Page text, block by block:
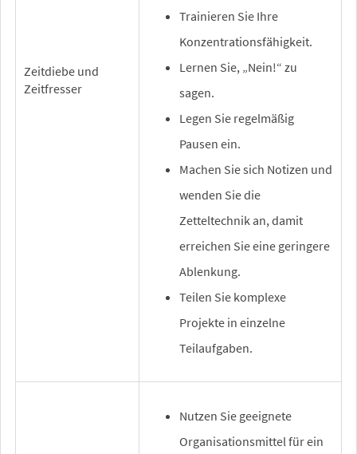
Zeitdiebe und
Zeitfresser
Trainieren Sie Ihre
Konzentrationsfähigkeit.
Lernen Sie, „Nein!“ zu
sagen.
Legen Sie regelmäßig
Pausen ein.
Machen Sie sich Notizen und
wenden Sie die
Zetteltechnik an, damit
erreichen Sie eine geringere
Ablenkung.
Teilen Sie komplexe
Projekte in einzelne
Teilaufgaben.
Nutzen Sie geeignete
Organisationsmittel für ein